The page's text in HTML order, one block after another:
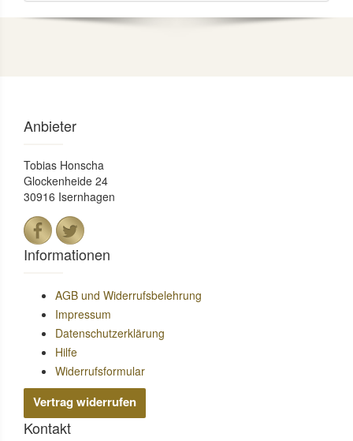
Anbieter
Tobias Honscha
Glockenheide 24
30916 Isernhagen
Informationen
AGB und Widerrufsbelehrung
Impressum
Datenschutzerklärung
Hilfe
Widerrufsformular
Vertrag widerrufen
Kontakt